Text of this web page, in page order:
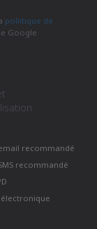
políitique de
Google
recommandé
recommandé